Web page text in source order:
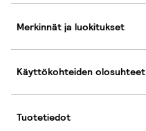
Merkinnät ja luokitukset
Käyttökohteiden olosuhteet
Tuotetiedot